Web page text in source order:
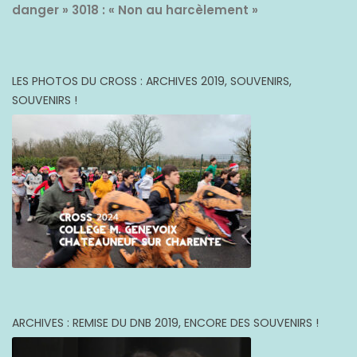
danger » 3018 : « Non au harcèlement »
LES PHOTOS DU CROSS : ARCHIVES 2019, SOUVENIRS,
SOUVENIRS !
ARCHIVES : REMISE DU DNB 2019, ENCORE DES SOUVENIRS !